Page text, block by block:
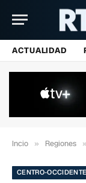
ACTUALIDAD
Incio » Regiones »
CENTRO-OCCIDENTE